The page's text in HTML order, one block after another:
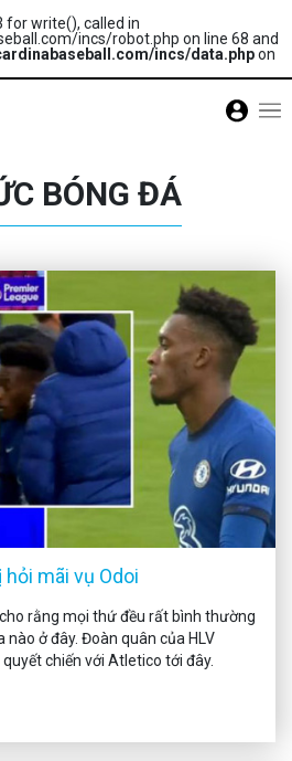
for write(), called in
incs/robot.php on line 68 and
incs/data.phpon
BÓNG ĐÁ
mãi vụ Odoi
rằng mọi thứ đều rất bình thường
nào ở đây. Đoàn quân của HLV
chiến với Atletico tới đây.